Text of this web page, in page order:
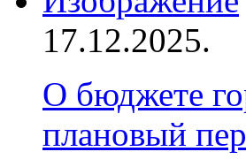
17.12.2025.
О бюджете
плановый